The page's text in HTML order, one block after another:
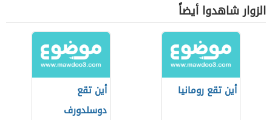
الزوار شاهدوا أيضاً
أين تقع رومانيا
أين تقع
دوسلدورف